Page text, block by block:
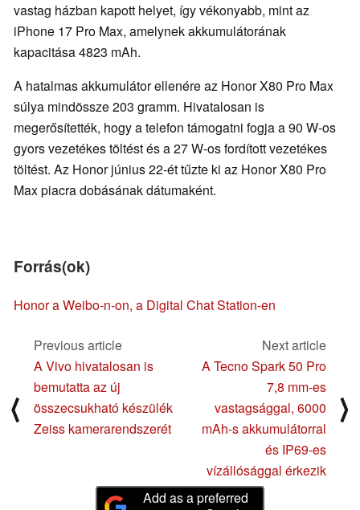
vastag házban kapott helyet, így vékonyabb, mint az
iPhone 17 Pro Max, amelynek akkumulátorának
kapacitása 4823 mAh.
A hatalmas akkumulátor ellenére az Honor X80 Pro Max
súlya mindössze 203 gramm. Hivatalosan is
megerősítették, hogy a telefon támogatni fogja a 90 W-os
gyors vezetékes töltést és a 27 W-os fordított vezetékes
töltést. Az Honor június 22-ét tűzte ki az Honor X80 Pro
Max piacra dobásának dátumaként.
Forrás(ok)
Honor a Weibo-n-on, a Digital Chat Station-en
⟨
Previous article
A Vivo hivatalosan is
bemutatta az új
összecsukható készülék
Zeiss kamerarendszerét
Next article
A Tecno Spark 50 Pro
7,8 mm-es
vastagsággal, 6000
mAh-s akkumulátorral
és IP69-es
vízállósággal érkezik
⟩
Add as a preferred